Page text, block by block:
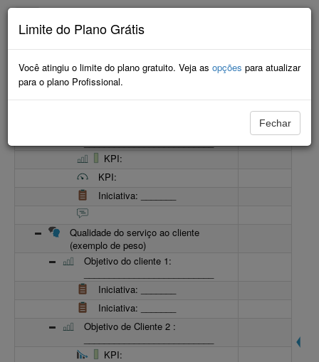
Minimalista
Nome
Progresso
__________________________
KPI:
KPI:
Iniciativa: _______
Qualidade do serviço ao cliente
(exemplo de peso)
Objetivo do cliente 1:
Iniciativa: _______
Iniciativa: _______
Objetivo de Cliente 2 :
KPI:
Limite do Plano Grátis
Você atingiu o limite do plano gratuito. Veja as opções para atualizar
para o plano Profissional.
Fechar